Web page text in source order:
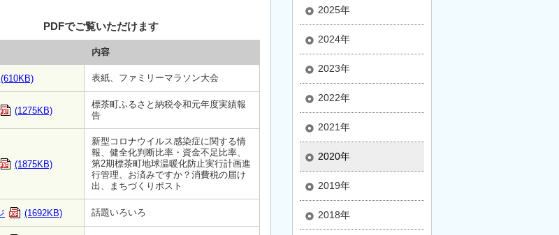
PDFでご覧いただけます
内容
(610KB) 表紙、ファミリーマラソン大会
(1275KB)
標茶町ふるさと納税令和元年度実績報
告
(1875KB)
新型コロナウイルス感染症に関する情
報、健全化判断比率・資金不足比率、
第2期標茶町地球温暖化防止実行計画進
行管理、お済みですか？消費税の届け
出、まちづくりポスト
(1692KB) 話題いろいろ
2025年
2024年
2023年
2022年
2021年
2020年
2019年
2018年